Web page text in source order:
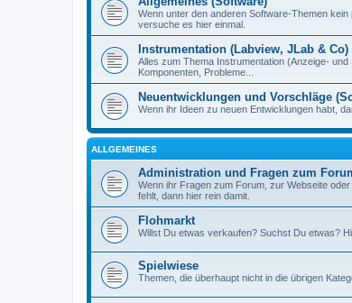
Wenn unter den anderen Software-Themen
versuche es hier einmal.
Instrumentation (Labview, JLab & Co)
Alles zum Thema Instrumentation (Anzeige-
Komponenten, Probleme...
Neuentwicklungen und Vorschläge
Wenn ihr Ideen zu neuen Entwicklungen habt,
ALLGEMEINES
Administration und Fragen zum
Wenn ihr Fragen zum Forum, zur Webseite
fehlt, dann hier rein damit.
Flohmarkt
Willst Du etwas verkaufen? Suchst Du etwas?
Spielwiese
Themen, die überhaupt nicht in die übrigen